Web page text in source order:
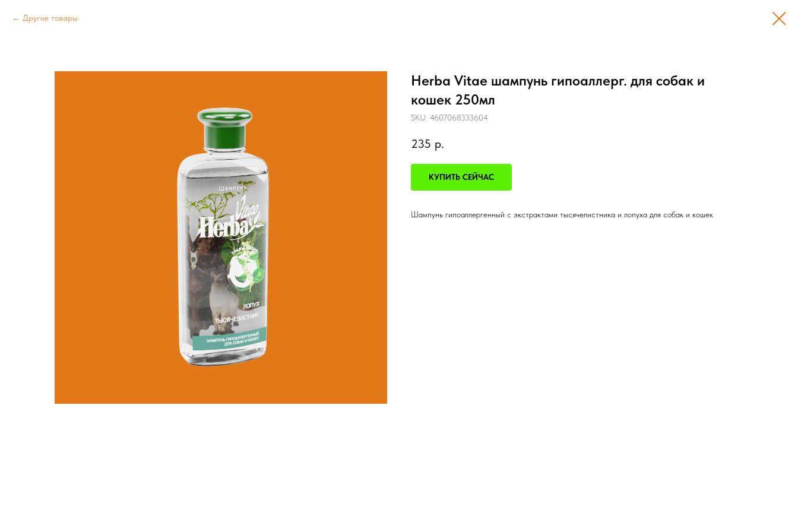
Другие товары
Herba Vitae шампунь гипоаллерг. для собак и
кошек 250мл
SKU: 4607068333604
235 р.
КУПИТЬ СЕЙЧАС
Шампунь гипоаллергенный с экстрактами тысячелистника и лопуха для собак и кошек